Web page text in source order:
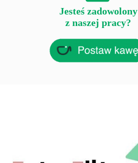
Jesteś zadowolony
z naszej pracy?